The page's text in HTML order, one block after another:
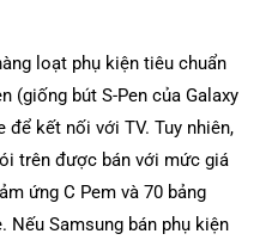
loạt phụ kiện tiêu chuẩn
(giống bút S-Pen của Galaxy
để kết nối với TV. Tuy nhiên,
trên được bán với mức giá
ứng C Pem và 70 bảng
Nếu Samsung bán phụ kiện